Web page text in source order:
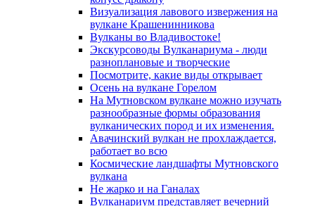
Визуализация лавового извержения на
вулкане Крашенинникова
Вулканы во Владивостоке!
Экскурсоводы Вулканариума - люди
разноплановые и творческие
Посмотрите, какие виды открывает
Осень на вулкане Горелом
На Мутновском вулкане можно изучать
разнообразные формы образования
вулканических пород и их изменения.
Авачинский вулкан не прохлаждается,
работает во всю
Космические ландшафты Мутновского
вулкана
Не жарко и на Ганалах
Вулканариум представляет вечерний